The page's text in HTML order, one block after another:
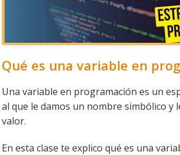
Qué es una variable en
Una variable en programación es un
al que le damos un nombre simbólico y
valor.
En esta clase te explico qué es una